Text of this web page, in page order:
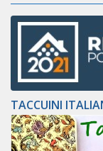
TACCUINI